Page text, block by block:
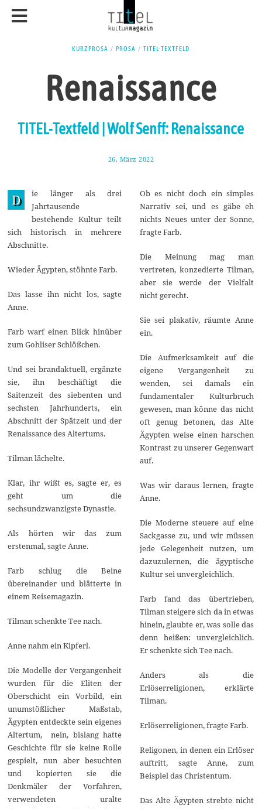
KURZPROSA / PROSA / TITEL-TEXTFELD
Renaissance
TITEL-Textfeld | Wolf Senff: Renaissance
26. März 2022
r
l
2
0
2
D
ie länger als drei
Jahrtausende
bestehende Kultur teilt
sich historisch in mehrere
Abschnitte.
Wieder Ägypten, stöhnte Farb.
Das lasse ihn nicht los, sagte
Anne.
Farb warf einen Blick hinüber
zum Gohliser Schlößchen.
Und sei brandaktuell, ergänzte
sie, ihn beschäftigt die
Saitenzeit des siebenten und
sechsten Jahrhunderts, ein
Abschnitt der Spätzeit und der
Renaissance des Altertums.
Tilman lächelte.
Klar, ihr wißt es, sagte er, es
geht um die
sechsundzwanzigste Dynastie.
Als hörten wir das zum
erstenmal, sagte Anne.
Farb schlug die Beine
übereinander und blätterte in
einem Reisemagazin.
Tilman schenkte Tee nach.
Anne nahm ein Kipferl.
Die Modelle der Vergangenheit
wurden für die Eliten der
Oberschicht ein Vorbild, ein
unumstößlicher Maßstab,
Ägypten entdeckte sein eigenes
Altertum, nein, bislang hatte
Geschichte für sie keine Rolle
gespielt, nun aber besuchten
und kopierten sie die
Denkmäler der Vorfahren,
verwendeten uralte
Ob es nicht doch ein simples
Narrativ sei, und es gäbe eh
nichts Neues unter der Sonne,
fragte Farb.
Die Meinung mag man
vertreten, konzedierte Tilman,
aber sie werde der Vielfalt
nicht gerecht.
Sie sei plakativ, räumte Anne
ein.
Die Aufmerksamkeit auf die
eigene Vergangenheit zu
wenden, sei damals ein
fundamentaler Kulturbruch
gewesen, man könne das nicht
oft genug betonen, das Alte
Ägypten weise einen harschen
Kontrast zu unserer Gegenwart
auf.
Was wir daraus lernen, fragte
Anne.
Die Moderne steuere auf eine
Sackgasse zu, und wir müssen
jede Gelegenheit nutzen, um
dazuzulernen, die ägyptische
Kultur sei unvergleichlich.
Farb fand das übertrieben,
Tilman steigere sich da in etwas
hinein, glaubte er, was solle das
denn heißen: unvergleichlich.
Er schenkte sich Tee nach.
Anders als die
Erlöserreligionen, erklärte
Tilman.
Erlöserreligionen, fragte Farb.
Religonen, in denen ein Erlöser
auftritt, sagte Anne, zum
Beispiel das Christentum.
Das Alte Ägypten strebte nicht